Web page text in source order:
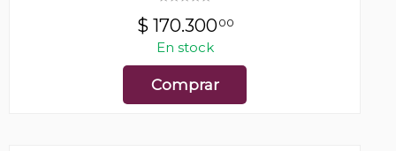
$ 170.30000
En stock
Comprar